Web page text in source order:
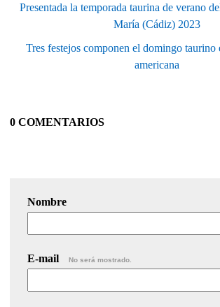
Presentada la temporada taurina de verano
María (Cádiz) 2023
Tres festejos componen el domingo taurino
americana
0 COMENTARIOS
Nombre
E-mail No será mostrado.